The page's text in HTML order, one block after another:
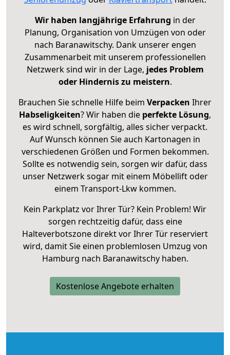
Wir haben langjährige Erfahrung in der
Planung, Organisation von Umzügen von oder
nach Baranawitschy. Dank unserer engen
Zusammenarbeit mit unserem professionellen
Netzwerk sind wir in der Lage, jedes Problem
oder Hindernis zu meistern.
Brauchen Sie schnelle Hilfe beim Verpacken Ihrer
Habseligkeiten? Wir haben die perfekte Lösung,
es wird schnell, sorgfältig, alles sicher verpackt.
Auf Wunsch können Sie auch Kartonagen in
verschiedenen Größen und Formen bekommen.
Sollte es notwendig sein, sorgen wir dafür, dass
unser Netzwerk sogar mit einem Möbellift oder
einem Transport-Lkw kommen.
Kein Parkplatz vor Ihrer Tür? Kein Problem! Wir
sorgen rechtzeitig dafür, dass eine
Halteverbotszone direkt vor Ihrer Tür reserviert
wird, damit Sie einen problemlosen Umzug von
Hamburg nach Baranawitschy haben.
Kostenlose Angebote erhalten